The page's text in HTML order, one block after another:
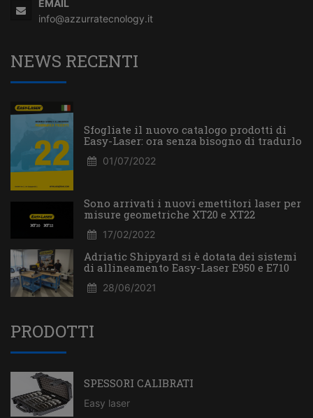
EMAIL
info@azzurratecnology.it
NEWS RECENTI
Sfogliate il nuovo catalogo prodotti di
Easy-Laser: ora senza bisogno di tradurlo
01/07/2022
Sono arrivati i nuovi emettitori laser per
misure geometriche XT20 e XT22
17/02/2022
Adriatic Shipyard si è dotata dei sistemi
di allineamento Easy-Laser E950 e E710
28/06/2021
PRODOTTI
SPESSORI CALIBRATI
Easy laser